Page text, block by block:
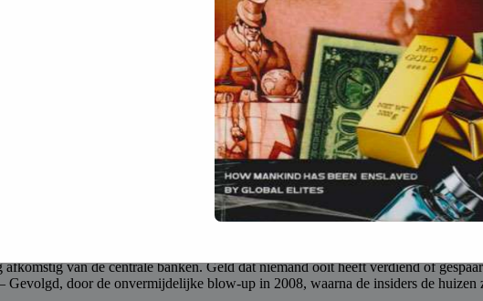
de autoriteiten niet meer. Ze willen radicalere verandering dan ooit is
van de papiergoudmarkt. Wanneer dat gebeurt, zal tegen elke prijs geen fysiek
onwaarschijnlijk dat het Europees banksysteem in de huidige vorm zal
door andere EU-landen. Deze tsunami accumuleert zijn kracht. Net als in de
nog minder het ressentiment waarnemen onder de bevolking over wat
vraag van creditrijke Amerikaanse consumenten, en een enorm aanbod
van de centrale banken. Geld dat niemand ooit heeft verdiend of
door de onvermijdelijke blow-up in 2008, waarna de insiders de